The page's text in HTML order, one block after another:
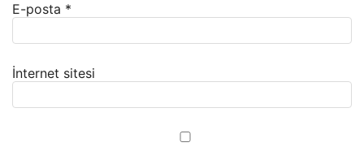
E-posta *
İnternet sitesi